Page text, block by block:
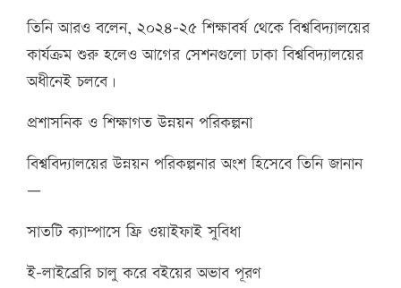
তিনি আরও বলেন, ২০২৪–২৫ শিক্ষাবর্ষ থেকে বিশ্ববিদ্যালয়ের
কার্যক্রম শুরু হলেও আগের সেশনগুলো ঢাকা বিশ্ববিদ্যালয়ের
অধীনেই চলবে।
প্রশাসনিক ও শিক্ষাগত উন্নয়ন পরিকল্পনা
বিশ্ববিদ্যালয়ের উন্নয়ন পরিকল্পনার অংশ হিসেবে তিনি জানান
—
সাতটি ক্যাম্পাসে ফ্রি ওয়াইফাই সুবিধা
ই-লাইব্রেরি চালু করে বইয়ের অভাব পূরণ